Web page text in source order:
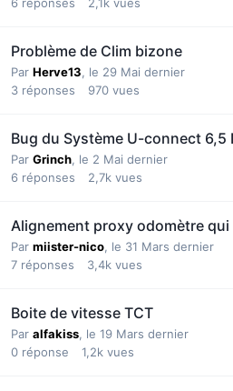
Problème de Clim bizone
Par Herve13, le 29 Mai dernier
3 réponses 970 vues
Bug du Système U-connect 6,5
Par Grinch, le 2 Mai dernier
6 réponses 2,7k vues
Alignement proxy odomètre
Par miister-nico, le 31 Mars dernier
7 réponses 3,4k vues
Boite de vitesse TCT
Par alfakiss, le 19 Mars dernier
0 réponse 1,2k vues